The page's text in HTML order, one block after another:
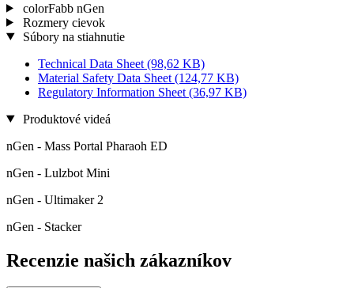
colorFabb nGen
Rozmery cievok
Súbory na stiahnutie
Technical Data Sheet (98,62 KB)
Material Safety Data Sheet (124,77 KB)
Regulatory Information Sheet (36,97 KB)
Produktové videá
nGen - Mass Portal Pharaoh ED
nGen - Lulzbot Mini
nGen - Ultimaker 2
nGen - Stacker
Recenzie našich zákazníkov